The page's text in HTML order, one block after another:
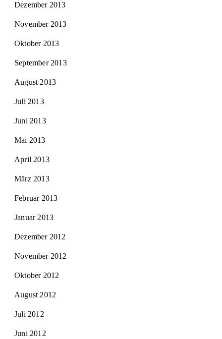
Dezember 2013
November 2013
Oktober 2013
September 2013
August 2013
Juli 2013
Juni 2013
Mai 2013
April 2013
März 2013
Februar 2013
Januar 2013
Dezember 2012
November 2012
Oktober 2012
August 2012
Juli 2012
Juni 2012